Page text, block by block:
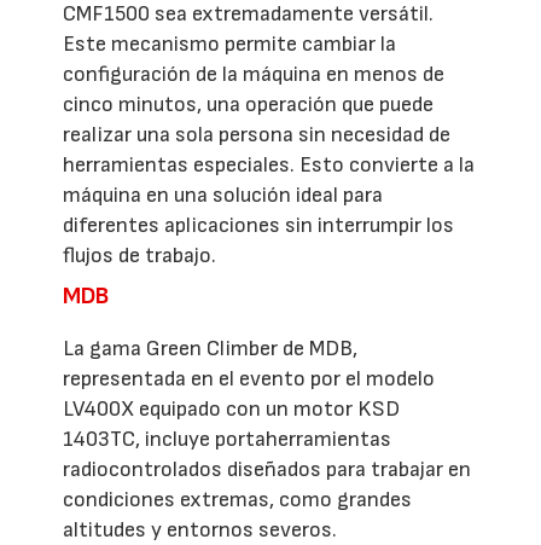
CMF1500 sea extremadamente versátil.
Este mecanismo permite cambiar la
configuración de la máquina en menos de
cinco minutos, una operación que puede
realizar una sola persona sin necesidad de
herramientas especiales. Esto convierte a la
máquina en una solución ideal para
diferentes aplicaciones sin interrumpir los
flujos de trabajo.
MDB
La gama Green Climber de MDB,
representada en el evento por el modelo
LV400X equipado con un motor KSD
1403TC, incluye portaherramientas
radiocontrolados diseñados para trabajar en
condiciones extremas, como grandes
altitudes y entornos severos.